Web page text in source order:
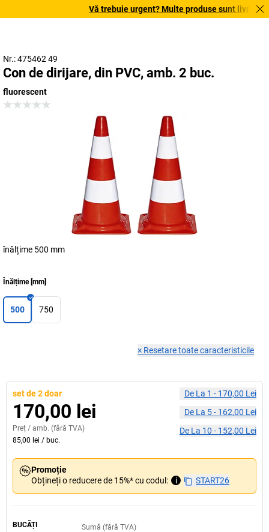
Vă trebuie urgent? Multe produse sunt livrate în
Nr.: 475462 49
Con de dirijare, din PVC, amb. 2 buc.
fluorescent
înălțime 500 mm
Înălțime[mm]
500 750
× Resetare toate caracteristicile
set de 2 doar
170,00 lei
Preț / amb. (fără TVA)
85,00 lei / buc.
De La 1 - 170,00 Lei
De La 5- 162,00 Lei
De La 10 - 152,00 Lei
Promoție
Obțineți o reducere de 15%* cu codul:
i START26
BUCĂȚI Sumă (fără TVA)